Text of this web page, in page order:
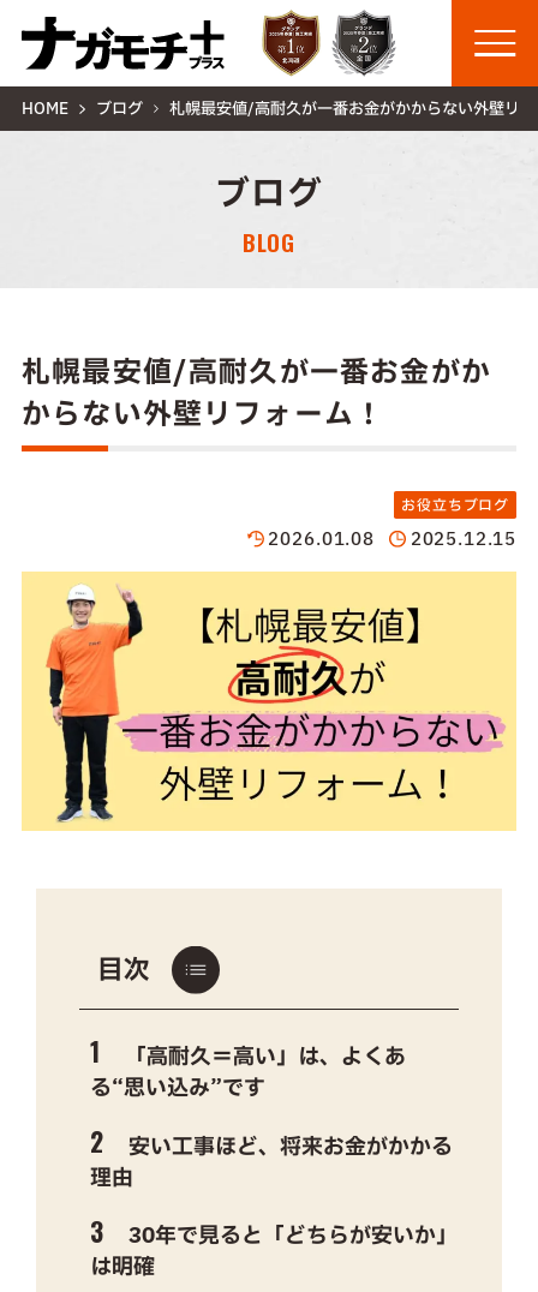
HOME ブログ 札幌最安値/高耐久が一番お金がかからない外壁リ
ブログ
BLOG
札幌最安値/高耐久が一番お金がか
からない外壁リフォーム！
お役立ちブログ
2026.01.08 2025.12.15
目次
「高耐久＝高い」は、よくあ
る“思い込み”です
安い工事ほど、将来お金がかかる
理由
30年で見ると「どちらが安いか」
は明確